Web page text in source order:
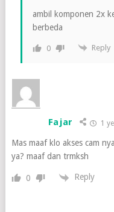
ambil komponen 2x
berbeda
0 Reply
Fajar 1
Mas maaf klo akses cam
ya? maaf dan trmksh
0 Reply